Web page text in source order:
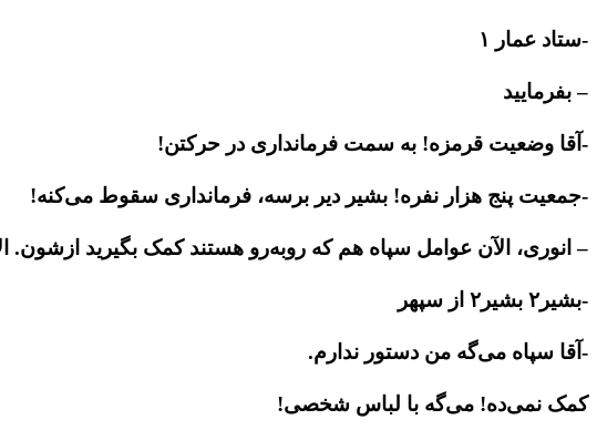
-ستاد عمار ۱
– بفرمایید
-آقا وضعیت قرمزه! به سمت فرمانداری در حرکتن!
-جمعیت پنج هزار نفره! بشیر دیر برسه، فرمانداری سقوط می‌کنه!
– انوری، الآن عوامل سپاه هم که روبه‌رو هستند کمک بگیرید ازشون.
-بشیر۲ بشیر۲ از سپهر
-آقا سپاه می‌گه من دستور ندارم.
کمک نمی‌ده! می‌گه با لباس شخصی!